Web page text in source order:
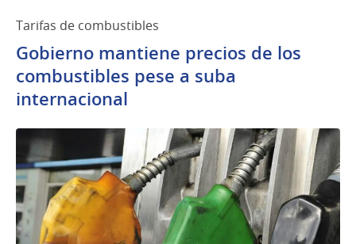
Tarifas de combustibles
Gobierno mantiene precios de los
combustibles pese a suba
internacional